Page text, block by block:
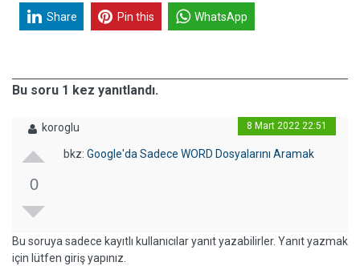
Share Pin this WhatsApp
Bu soru 1 kez yanıtlandı.
koroglu 8 Mart 2022 22:51
0
bkz: Google'da Sadece WORD Dosyalarını Aramak
Bu soruya sadece kayıtlı kullanıcılar yanıt yazabilirler. Yanıt yazmak
için lütfen giriş yapınız.